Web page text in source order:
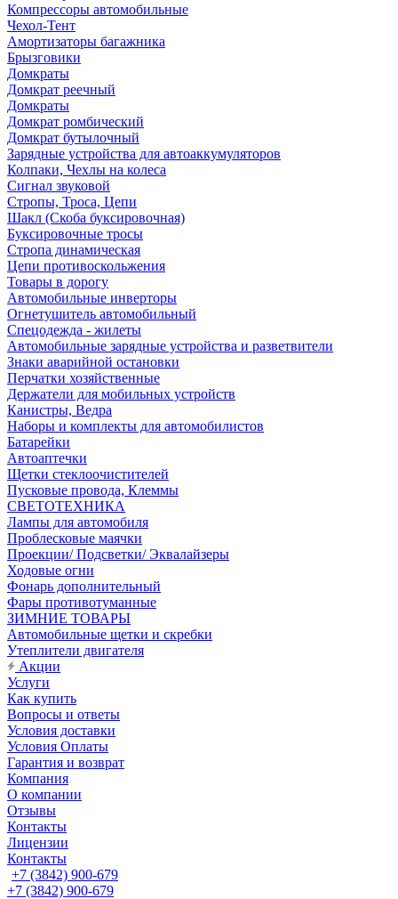
Компрессоры автомобильные
Чехол-Тент
Амортизаторы багажника
Брызговики
Домкраты
Домкрат реечный
Домкраты
Домкрат ромбический
Домкрат бутылочный
Зарядные устройства для автоаккумуляторов
Колпаки, Чехлы на колеса
Сигнал звуковой
Стропы, Троса, Цепи
Шакл (Скоба буксировочная)
Буксировочные тросы
Стропа динамическая
Цепи противоскольжения
Товары в дорогу
Автомобильные инверторы
Огнетушитель автомобильный
Спецодежда - жилеты
Автомобильные зарядные устройства и разветвители
Знаки аварийной остановки
Перчатки хозяйственные
Держатели для мобильных устройств
Канистры, Ведра
Наборы и комплекты для автомобилистов
Батарейки
Автоаптечки
Щетки стеклоочистителей
Пусковые провода, Клеммы
СВЕТОТЕХНИКА
Лампы для автомобиля
Проблесковые маячки
Проекции/ Подсветки/ Эквалайзеры
Ходовые огни
Фонарь дополнительный
Фары противотуманные
ЗИМНИЕ ТОВАРЫ
Автомобильные щетки и скребки
Утеплители двигателя
Акции
Услуги
Как купить
Вопросы и ответы
Условия доставки
Условия Оплаты
Гарантия и возврат
Компания
О компании
Отзывы
Контакты
Лицензии
Контакты
+7 (3842) 900-679
+7 (3842) 900-679